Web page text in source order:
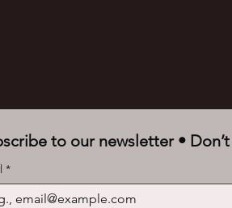
to our newsletter •
*